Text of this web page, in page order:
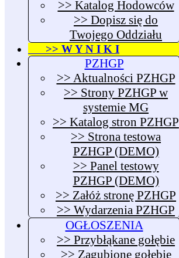
>> Katalog Hodowców
>> Dopisz się do
Twojego Oddziału
>> W Y N I K I
PZHGP
>> Aktualności PZHGP
>> Strony PZHGP w
systemie MG
>> Katalog stron PZHGP
>> Strona testowa
PZHGP (DEMO)
>> Panel testowy
PZHGP (DEMO)
>> Załóż stronę PZHGP
>> Wydarzenia PZHGP
OGŁOSZENIA
>> Przybłąkane gołębie
>> Zagubione gołębie